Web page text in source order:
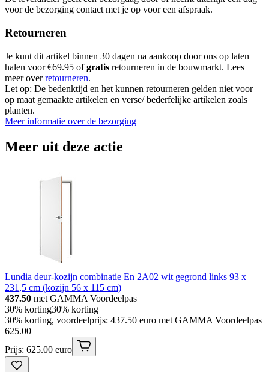
voor de bezorging contact met je op voor een afspraak.
Retourneren
Je kunt dit artikel binnen 30 dagen na aankoop door ons op laten
halen voor €69.95 ofgratis retourneren in de bouwmarkt. Lees
meer overretourneren.
Let op: De bedenktijd en het kunnen retourneren gelden niet voor
op maat gemaakte artikelen en verse/ bederfelijke artikelen zoals
planten.
Meer informatie over de bezorging
Meer uit deze actie
Lundia deur-kozijn combinatie En 2A02 wit gegrond links 93 x
231,5 cm (kozijn 56 x 115 cm)
437.50 met GAMMA Voordeelpas
30% korting30% korting
30% korting, voordeelprijs: 437.50 euro met GAMMA Voordeelpas
625.00
Prijs: 625.00 euro